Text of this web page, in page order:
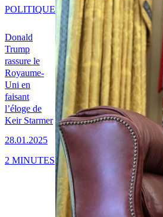
Donald
Trump
rassure le
Royaume-
Uni en
faisant
l’éloge de
Keir Starmer
28.01.2025
POLITIQUE
2 MINUTES